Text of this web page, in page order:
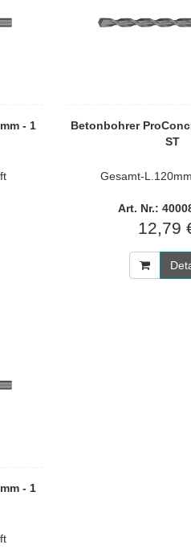
- 1
Betonbohrer
ST
Gesamt-
Art. Nr.:
12,79
- 1